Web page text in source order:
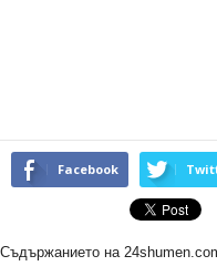
Facebook
Съдържанието на